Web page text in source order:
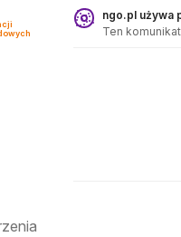
- ngo.plngo.pl używa
Ten